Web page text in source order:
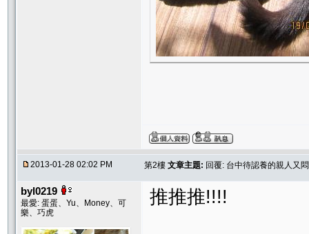
2013-01-28 02:02 PM 第2樓 文章主題: 回覆: 台中待認養的親人又
byl0219
最愛: 蛋蛋、Yu、Money、可
樂、巧虎
推推推!!!!